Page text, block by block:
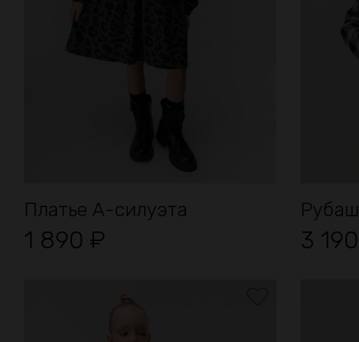
Платье А-силуэта
1 890 ₽ 3